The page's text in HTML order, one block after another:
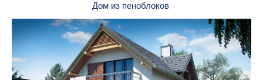
Дом из пеноблоков